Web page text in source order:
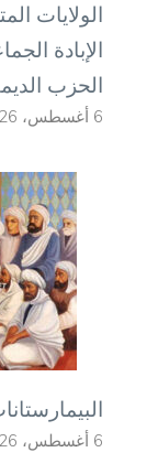
الولايات
الإبادة
الحزب
6 أغسطس، 2026
6 أغسطس، 2026